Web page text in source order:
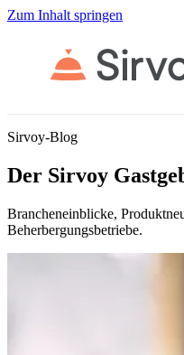
Zum Inhalt springen
Sirvoy-Blog
Der Sirvoy
Brancheneinblicke,
Beherbergungsbetriebe.